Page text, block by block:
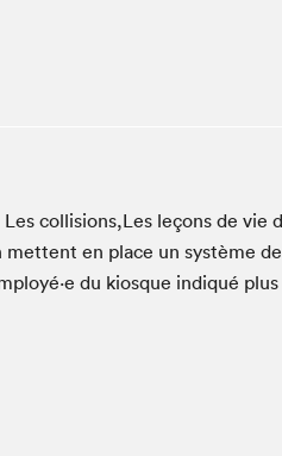
Liseur Public
Matinées scolaires
Narra
collisions,Les leçons de vie
met­tent en place un sys­tème
du kiosque indiqué